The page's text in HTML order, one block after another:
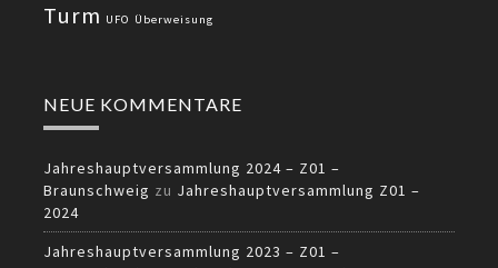
Turm UFO Überweisung
NEUE KOMMENTARE
Jahreshauptversammlung 2024 – Z01 –
Braunschweig zu Jahreshauptversammlung Z01 –
2024
Jahreshauptversammlung 2023 – Z01 –